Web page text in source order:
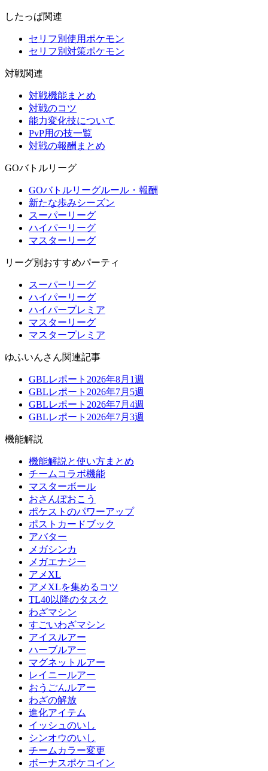
したっぱ関連
セリフ別使用ポケモン
セリフ別対策ポケモン
対戦関連
対戦機能まとめ
対戦のコツ
能力変化技について
PvP用の技一覧
対戦の報酬まとめ
GOバトルリーグ
GOバトルリーグルール・報酬
新たな歩みシーズン
スーパーリーグ
ハイパーリーグ
マスターリーグ
リーグ別おすすめパーティ
スーパーリーグ
ハイパーリーグ
ハイパープレミア
マスターリーグ
マスタープレミア
ゆふいんさん関連記事
GBLレポート2026年8月1週
GBLレポート2026年7月5週
GBLレポート2026年7月4週
GBLレポート2026年7月3週
機能解説
機能解説と使い方まとめ
チームコラボ機能
マスターボール
おさんぽおこう
ポケストのパワーアップ
ポストカードブック
アバター
メガシンカ
メガエナジー
アメXL
アメXLを集めるコツ
TL40以降のタスク
わざマシン
すごいわざマシン
アイスルアー
ハーブルアー
マグネットルアー
レイニールアー
おうごんルアー
わざの解放
進化アイテム
イッシュのいし
シンオウのいし
チームカラー変更
ボーナスポケコイン